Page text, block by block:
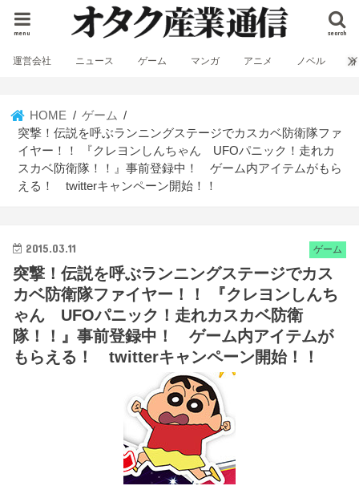
search
menu
運営会社 ニュース ゲーム マンガ アニメ ノベル
HOME
ゲーム
突撃！伝説を呼ぶランニングステージでカスカベ防衛隊ファ
イヤー！！ 『クレヨンしんちゃん UFOパニック！走れカ
スカベ防衛隊！！』事前登録中！ ゲーム内アイテムがもら
える！ twitterキャンペーン開始！！
ゲーム
2015.03.11
突撃！伝説を呼ぶランニングステージでカス
カベ防衛隊ファイヤー！！ 『クレヨンしんち
ゃん UFOパニック！走れカスカベ防衛
隊！！』事前登録中！ ゲーム内アイテムが
もらえる！ twitterキャンペーン開始！！